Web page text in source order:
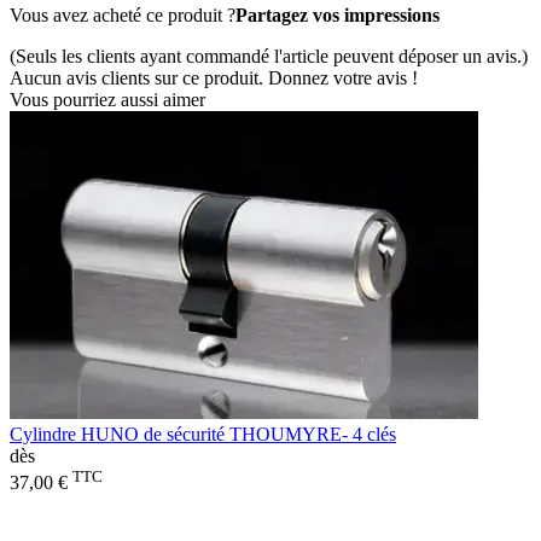
Vous avez acheté ce produit ?Partagez vos impressions
(Seuls les clients ayant commandé l'article peuvent déposer un avis.)
Aucun avis clients sur ce produit. Donnez votre avis !
Vous pourriez aussi aimer
Cylindre HUNO de sécurité THOUMYRE- 4 clés
dès
37,00 € TTC